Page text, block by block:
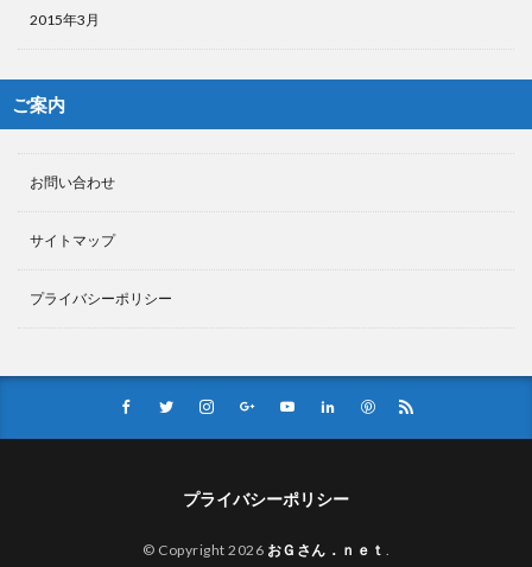
2015年3月
ご案内
お問い合わせ
サイトマップ
プライバシーポリシー
プライバシーポリシー
© Copyright 2026 おＧさん．ｎｅｔ